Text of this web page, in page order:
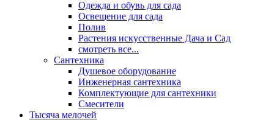
Одежда и обувь для сада
Освещение для сада
Полив
Растения искусственные Дача и Сад
смотреть все...
Сантехника
Душевое оборудование
Инженерная сантехника
Комплектующие для сантехники
Смесители
Тысяча мелочей